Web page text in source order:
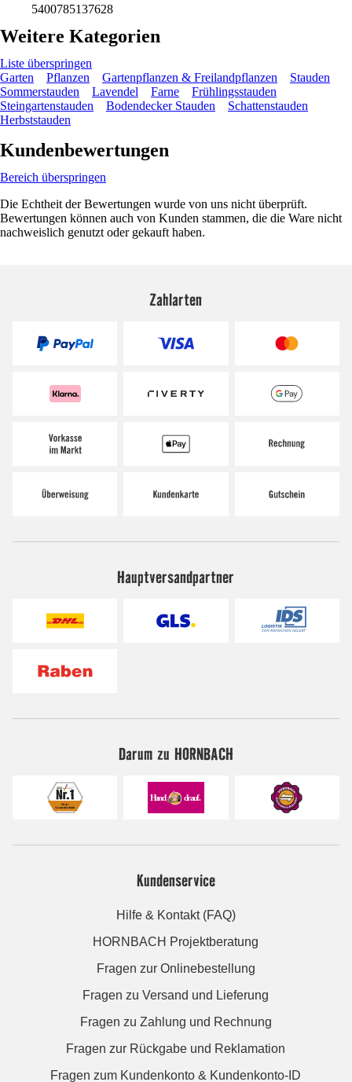
5400785137628
Weitere Kategorien
Liste überspringen
Garten
Pflanzen Gartenpflanzen & Freilandpflanzen
Stauden
Sommerstauden
Lavendel Farne
Frühlingsstauden
Steingartenstauden
Bodendecker Stauden
Schattenstauden
Herbststauden
Kundenbewertungen
Bereich überspringen
Die Echtheit der Bewertungen wurde von uns nicht überprüft.
Bewertungen können auch von Kunden stammen, die die Ware nicht
nachweislich genutzt oder gekauft haben.
Zahlarten
Hauptversandpartner
Darum zu HORNBACH
Kundenservice
Hilfe & Kontakt (FAQ)
HORNBACH Projektberatung
Fragen zur Onlinebestellung
Fragen zu Versand und Lieferung
Fragen zu Zahlung und Rechnung
Fragen zur Rückgabe und Reklamation
Fragen zum Kundenkonto & Kundenkonto-ID